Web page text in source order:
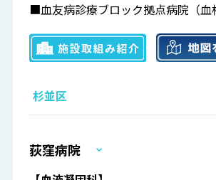
■血友病診療ブロック拠点病院（血
杉並区
荻窪病院